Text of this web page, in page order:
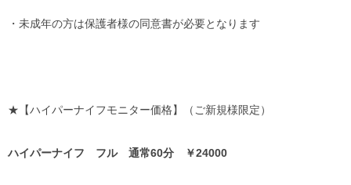
・未成年の方は保護者様の同意書が必要となります
★【ハイパーナイフモニター価格】（ご新規様限定）
ハイパーナイフ フル 通常60分 ￥24000